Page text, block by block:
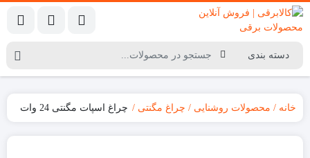
خانه محصولات روشنایی چراغ مگنتی چراغ اسپات مگنتی 24 وات